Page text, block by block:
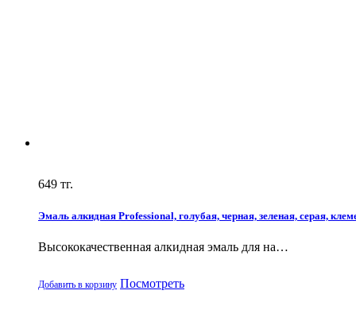
649 тг.
Эмаль алкидная Professional, голубая, черная, зеленая, серая,
Высококачественная алкидная эмаль для на…
Добавить в корзину Посмотреть